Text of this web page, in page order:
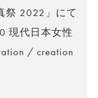
祭 2022」にて
現代日本女性
/ creation